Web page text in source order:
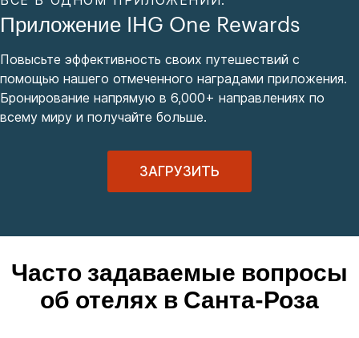
Приложение IHG One Rewards
Повысьте эффективность своих путешествий с
помощью нашего отмеченного наградами приложения.
Бронирование напрямую в 6,000+ направлениях по
всему миру и получайте больше.
ЗАГРУЗИТЬ
Часто задаваемые вопросы
об отелях в Санта-Роза